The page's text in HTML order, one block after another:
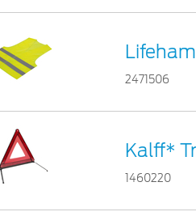
2471506
Kalff*
1460220